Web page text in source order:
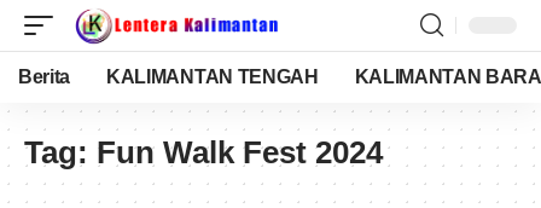
Berita KALIMANTAN TENGAH KALIMANTAN
Tag: Fun Walk Fest 2024